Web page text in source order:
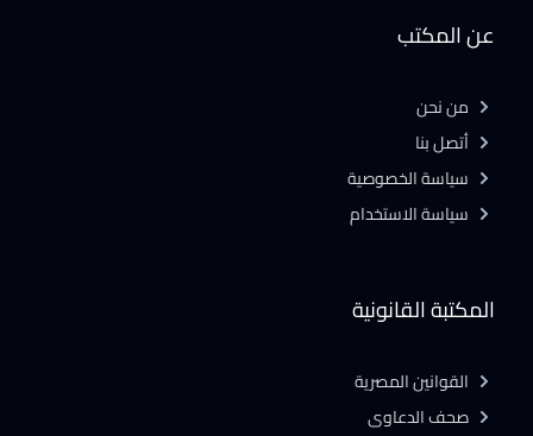
المكتبة القانونية
القوانين المصرية
صحف الدعاوى
عن المكتب
من نحن
أتصل بنا
سياسة الخصوصية
سياسة الاستخدام